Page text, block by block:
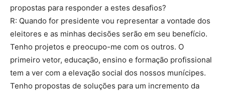
propostas para responder a estes desafios?
R: Quando for presidente vou representar a vontade dos
eleitores e as minhas decisões serão em seu benefício.
Tenho projetos e preocupo-me com os outros. O
primeiro vetor, educação, ensino e formação profissional
tem a ver com a elevação social dos nossos munícipes.
Tenho propostas de soluções para um incremento da